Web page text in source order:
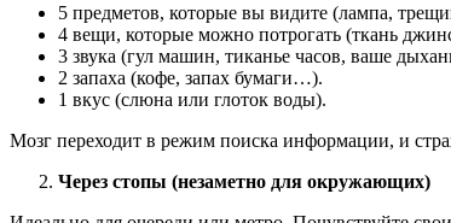
5 предметов, которые вы видите (лампа,
4 вещи, которые можно потрогать (ткань
3 звука (гул машин, тиканье часов, ваше
2 запаха (кофе, запах бумаги…).
1 вкус (слюна или глоток воды).
Мозг переходит в режим поиска информации, и
Через стопы (незаметно для окружающих)